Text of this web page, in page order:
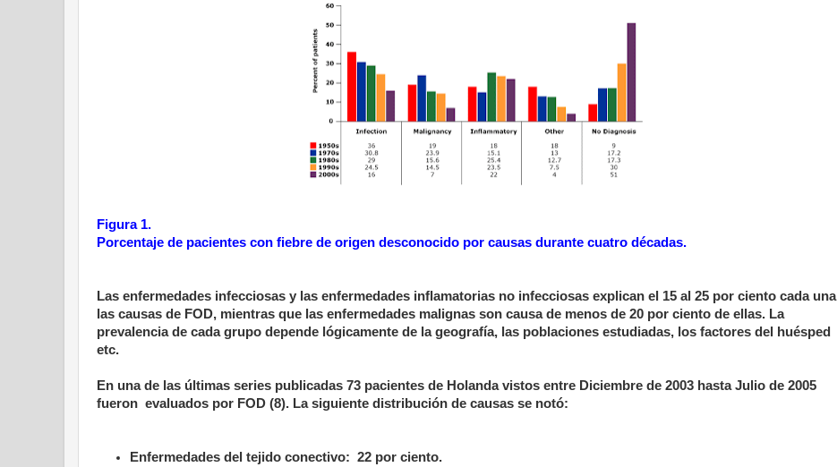
Figura 1.
Porcentaje de pacientes con fiebre de origen desconocido por causas durante cuatro décadas.
Las enfermedades infecciosas y las enfermedades inflamatorias no infecciosas explican el 15 al 25 por ciento cada una
las causas de FOD, mientras que las enfermedades malignas son causa de menos de 20 por ciento de ellas. La
prevalencia de cada grupo depende lógicamente de la geografía, las poblaciones estudiadas, los factores del huésped
etc.
En una de las últimas series publicadas 73 pacientes de Holanda vistos entre Diciembre de 2003 hasta Julio de 2005
fueron evaluados por FOD (8). La siguiente distribución de causas se notó:
Enfermedades del tejido conectivo: 22 por ciento.